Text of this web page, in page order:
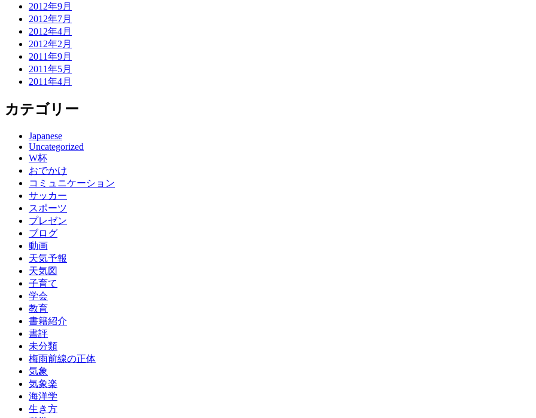
2012年9月
2012年7月
2012年4月
2012年2月
2011年9月
2011年5月
2011年4月
カテゴリー
Japanese
Uncategorized
W杯
おでかけ
コミュニケーション
サッカー
スポーツ
プレゼン
ブログ
動画
天気予報
天気図
子育て
学会
教育
書籍紹介
書評
未分類
梅雨前線の正体
気象
気象楽
海洋学
生き方